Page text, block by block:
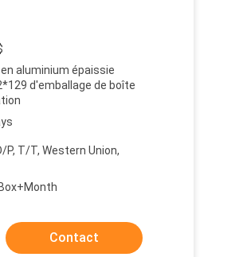
aluminium épaissie
d'emballage de boîte
P, T/T, Western Union,
Contact